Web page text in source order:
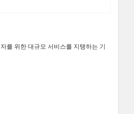
를 위한 대규모 서비스를 지탱하는 기